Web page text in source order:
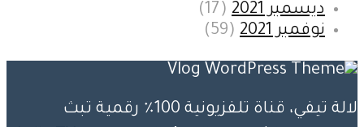
ديسمبر 2021
(17)
نوفمبر 2021
(59)
لالة تيفي، قناة تلفزيونية 100٪ رقمية تبث